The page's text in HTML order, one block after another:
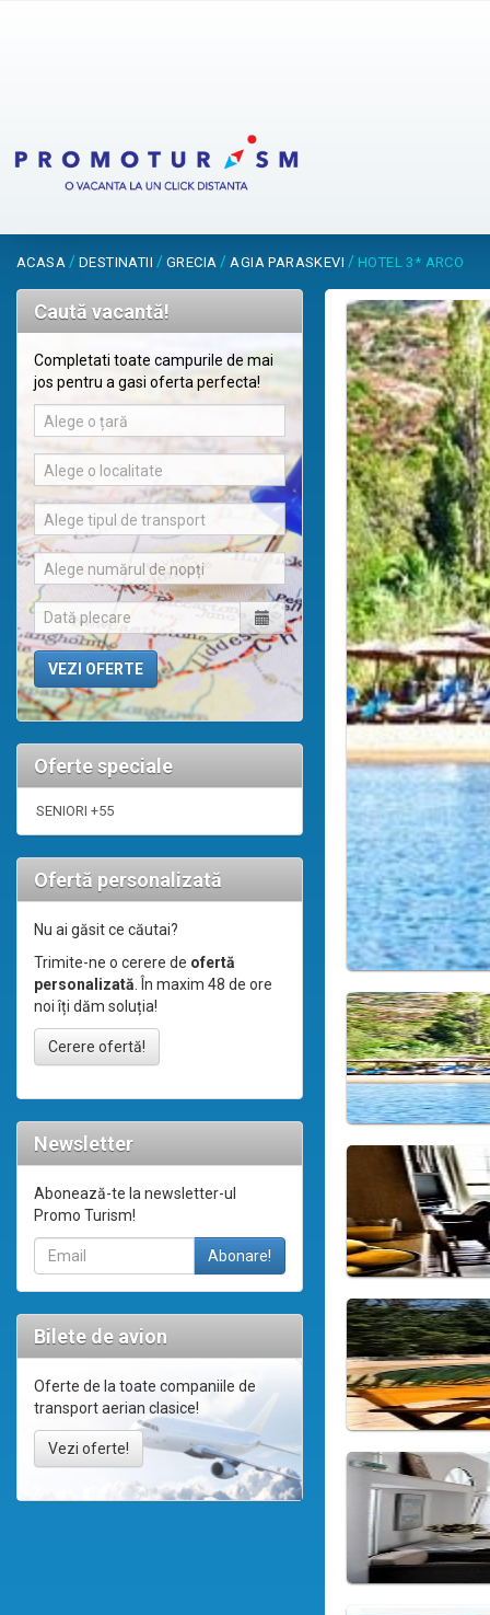
ACASA / DESTINATII / GRECIA /AGIA PARASKEVI / HOTEL 3* ARCO
Caută vacantă!
Completati toate campurile de mai
jos pentru a gasi oferta perfecta!
Alege o țară
Alege o localitate
Alege tipul de transport
Alege numărul de nopți
Oferte speciale
SENIORI +55
Ofertă personalizată
Nu ai găsit ce căutai?
Trimite-ne o cerere de ofertă
personalizată. În maxim 48 de ore
noi îți dăm soluția!
Cerere ofertă!
Newsletter
Abonează-te la newsletter-ul
Promo Turism!
Bilete de avion
Oferte de la toate companiile de
transport aerian clasice!
Vezi oferte!